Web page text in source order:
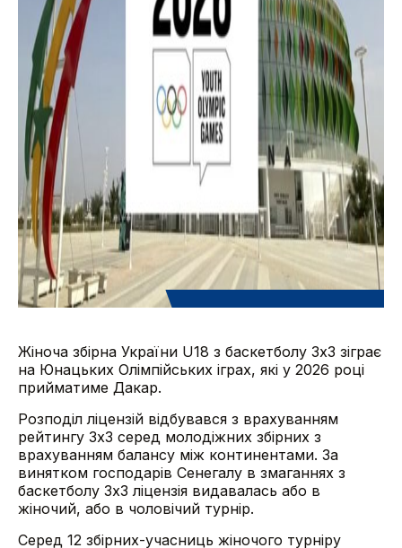
Жіноча збірна України U18 з баскетболу 3х3 зіграє
на Юнацьких Олімпійських іграх, які у 2026 році
прийматиме Дакар.
Розподіл ліцензій відбувався з врахуванням
рейтингу 3х3 серед молодіжних збірних з
врахуванням балансу між континентами. За
винятком господарів Сенегалу в змаганнях з
баскетболу 3х3 ліцензія видавалась або в
жіночий, або в чоловічий турнір.
Серед 12 збірних-учасниць жіночого турніру